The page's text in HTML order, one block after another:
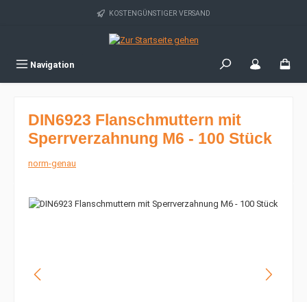
Zum Hauptinhalt springen KOSTENGÜNSTIGER VERSAND
Navigation
DIN6923 Flanschmuttern mit
Sperrverzahnung M6 - 100 Stück
norm-genau
Bildergalerie überspringen